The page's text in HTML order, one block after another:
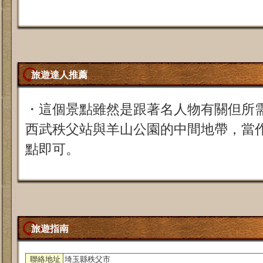
旅遊達人推薦
・這個景點雖然是跟著名人物有關但
西武秩父站與羊山公園的中間地帶，當
點即可。
旅遊指南
聯絡地址 埼玉縣秩父市